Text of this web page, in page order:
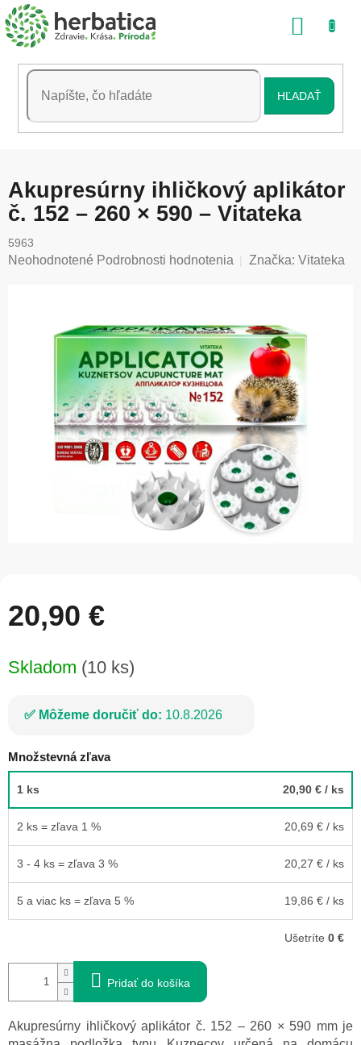
Prejsť
na
obsah
HĽADAŤ
Akupresúrny ihličkový aplikátor
č. 152 – 260 × 590 – Vitateka
5963
Priemerné
Neohodnotené Podrobnosti hodnotenia Značka: Vitateka
20,90 €
cena:
Skladom (10 ks)
Môžeme doručiť do: 10.8.2026
Množstevná zľava
1 ks 20,90 € / ks
2 ks = zľava 1 % 20,69 € / ks
3 - 4 ks = zľava 3 % 20,27 € / ks
5 a viac ks = zľava 5 % 19,86 € / ks
Ušetríte 0 €
Pridať do košíka
Akupresúrny ihličkový aplikátor č. 152 – 260 × 590 mm je